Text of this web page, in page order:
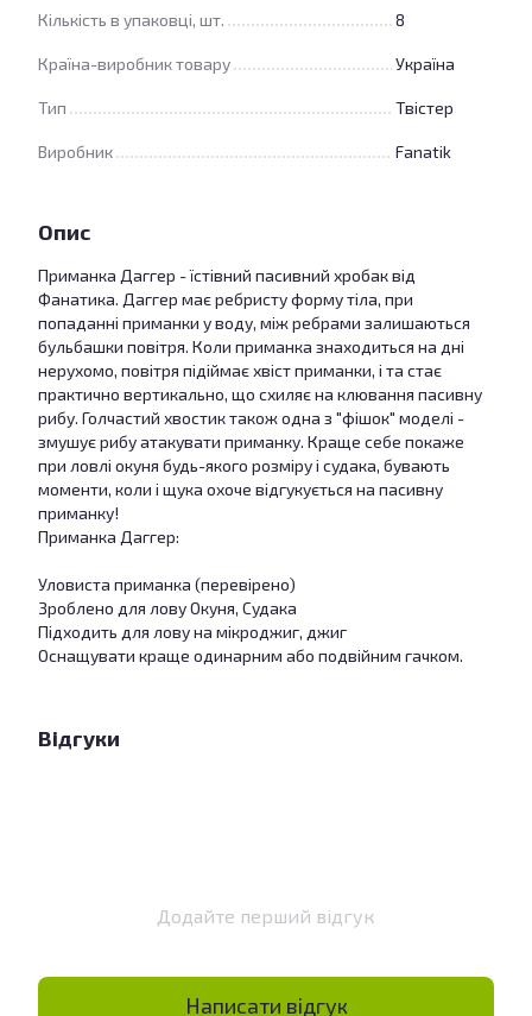
Кількість в упаковці, шт. 8
Країна-виробник товару Україна
Тип Твістер
Виробник Fanatik
Опис
Приманка Даггер - їстівний пасивний хробак від
Фанатика. Даггер має ребристу форму тіла, при
попаданні приманки у воду, між ребрами залишаються
бульбашки повітря. Коли приманка знаходиться на дні
нерухомо, повітря підіймає хвіст приманки, і та стає
практично вертикально, що схиляє на клювання пасивну
рибу. Голчастий хвостик також одна з "фішок" моделі -
змушує рибу атакувати приманку. Краще себе покаже
при ловлі окуня будь-якого розміру і судака, бувають
моменти, коли і щука охоче відгукується на пасивну
приманку!
Приманка Даггер:
Уловиста приманка (перевірено)
Зроблено для лову Окуня, Судака
Підходить для лову на мікроджиг, джиг
Оснащувати краще одинарним або подвійним гачком.
Відгуки
Додайте перший відгук
Написати відгук